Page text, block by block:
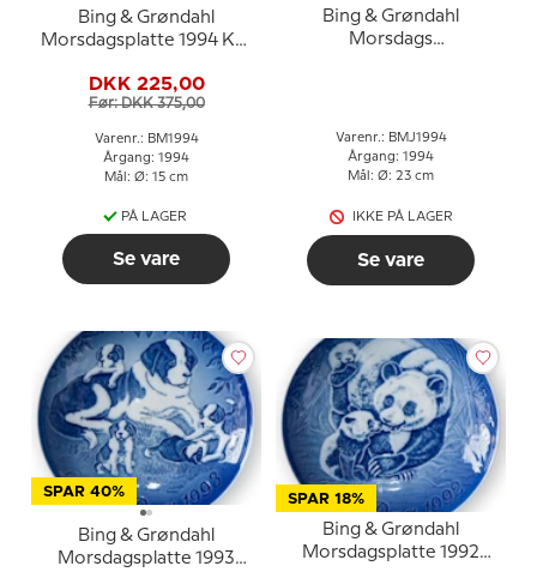
Bing & Grøndahl
Morsdagsplatte 1994 Kat
DKK 225,00
Før: DKK 375,00
Varenr.: BM1994
Årgang: 1994
Mål: Ø: 15 cm
PÅ LAGER
Se vare
Bing & Grøndahl
Morsdags
Varenr.: BMJ1994
Årgang: 1994
Mål: Ø: 23 cm
IKKE PÅ LAGER
Se vare
SPAR 40%
Bing & Grøndahl
Morsdagsplatte 1993
SPAR 18%
Bing & Grøndahl
Morsdagsplatte 1992